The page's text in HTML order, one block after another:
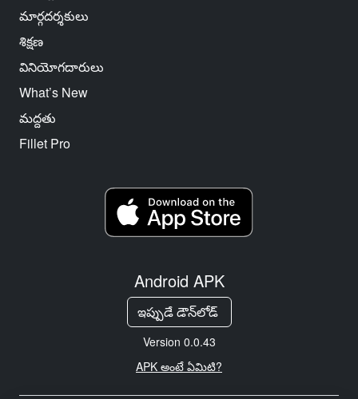
మార్గదర్శకులు
శిక్షణ
వినియోగదారులు
What’s New
మద్దతు
Fillet Pro
Android APK
ఇప్పుడే డౌన్‌లోడ్
Version 0.0.43
APK అంటే ఏమిటి?